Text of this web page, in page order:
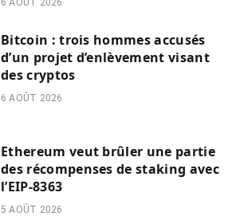
Bitcoin : trois hommes accusés
d’un projet d’enlèvement visant
des cryptos
6 AOÛT 2026
Ethereum veut brûler une partie
des récompenses de staking avec
l’EIP-8363
5 AOÛT 2026